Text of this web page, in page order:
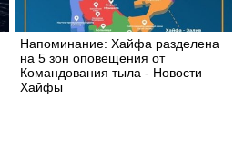
Напоминание: Xайфа разделена
на 5 зон оповещения от
Командования тыла - Новости
Хайфы